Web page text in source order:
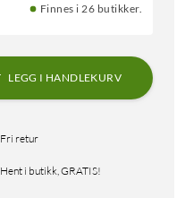
Finnes i 26 butikker.
LEGG I HANDLEKURV
Fri retur
Hent i butikk, GRATIS!